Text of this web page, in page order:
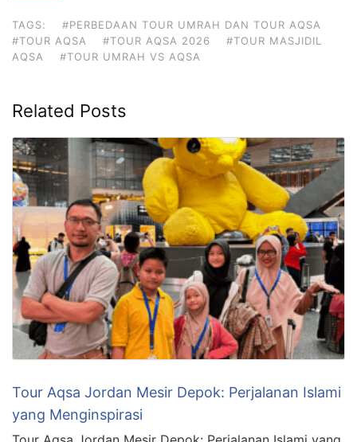
TAGS:
#PERBEDAAN TOUR UMRAH DAN TOUR AQSA
#TOUR AQSA
#TOUR AQSA 2026
#TOUR MASJIDIL
AQSA
#TOUR UMRAH VS AQSA
Related Posts
Tour Aqsa Jordan Mesir Depok: Perjalanan Islami
yang Menginspirasi